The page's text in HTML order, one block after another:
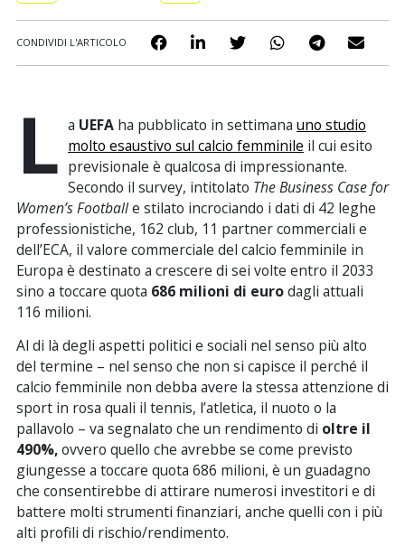
CONDIVIDI L'ARTICOLO
L a UEFA ha pubblicato in settimana uno studio
molto esaustivo sul calcio femminile il cui esito
previsionale è qualcosa di impressionante.
Secondo il survey, intitolato The Business Case for
Women’s Footballe stilato incrociando i dati di 42 leghe
professionistiche, 162 club, 11 partner commerciali e
dell’ECA, il valore commerciale del calcio femminile in
Europa è destinato a crescere di sei volte entro il 2033
sino a toccare quota 686 milioni di eurodagli attuali
116 milioni.
Al di là degli aspetti politici e sociali nel senso più alto
del termine – nel senso che non si capisce il perché il
calcio femminile non debba avere la stessa attenzione di
sport in rosa quali il tennis, l’atletica, il nuoto o la
pallavolo – va segnalato che un rendimento di oltre il
490%,ovvero quello che avrebbe se come previsto
giungesse a toccare quota 686 milioni, è un guadagno
che consentirebbe di attirare numerosi investitori e di
battere molti strumenti finanziari, anche quelli con i più
alti profili di rischio/rendimento.